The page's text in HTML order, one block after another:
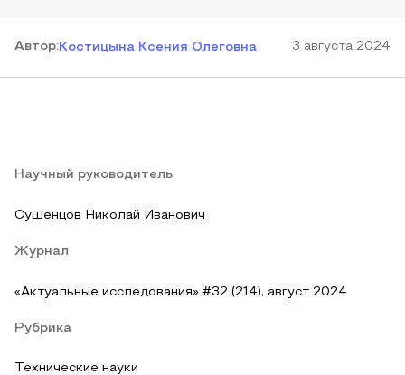
Автор:Костицына Ксения Олеговна 3 августа 2024
Научный руководитель
Сушенцов Николай Иванович
Журнал
«Актуальные исследования» #32 (214), август 2024
Рубрика
Технические науки